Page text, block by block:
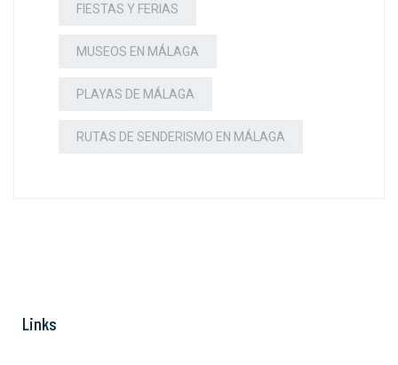
FIESTAS Y FERIAS
MUSEOS EN MÁLAGA
PLAYAS DE MÁLAGA
RUTAS DE SENDERISMO EN MÁLAGA
Links